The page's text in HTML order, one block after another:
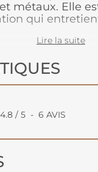
métaux. Elle
qui
Peinture
Lire la suite
4.8 / 5 - 6 AVIS